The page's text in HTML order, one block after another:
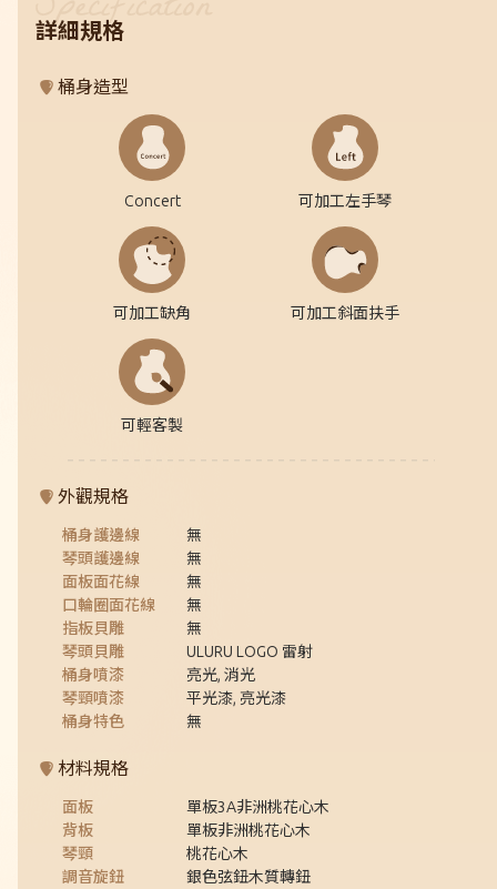
詳細規格
桶身造型
Concert 可加工左手琴
可加工缺角 可加工斜面扶手
可輕客製
外觀規格
桶身護邊線
無
琴頭護邊線
無
面板面花線
無
口輪圈面花線
無
指板貝雕
無
琴頭貝雕
ULURU LOGO 雷射
桶身噴漆
亮光, 消光
琴頸噴漆
平光漆, 亮光漆
桶身特色
無
材料規格
面板
單板3A非洲桃花心木
背板
單板非洲桃花心木
琴頸
桃花心木
調音旋鈕
銀色弦鈕木質轉鈕